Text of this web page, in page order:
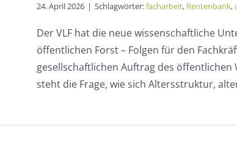
24. April 2026 | Schlagwörter:facharbeit, Rentenbank,
Der VLF hat die neue wissenschaftliche
öffentlichen Forst – Folgen für den
gesellschaftlichen Auftrag des
steht die Frage, wie sich Altersstruktur,